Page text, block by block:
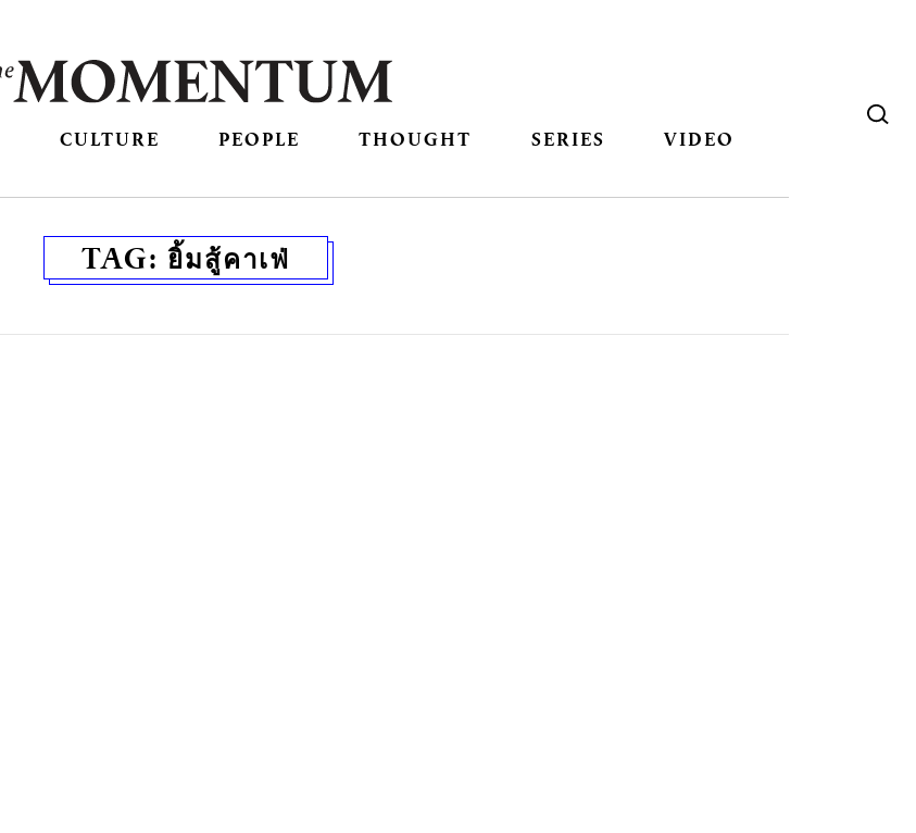
CULTURE PEOPLE THOUGHT SERIES VIDEO
TAG: ยิ้มสู้คาเฟ่